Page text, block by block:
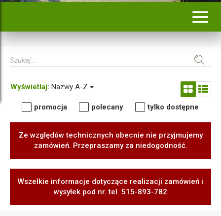
Wyświetlaj: Nazwy A-Z
promocja polecany tylko dostępne
Ze względów technicznych obecnie nie przyjmujemy
zamówień. Przepraszamy za niedogodność.
Wszelkie informacje dotyczące realizacji zamówień i
wysyłek pod nr. tel. 515-893-782